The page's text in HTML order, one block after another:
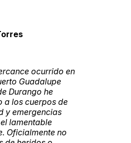
ocurrido en
Guadalupe
Durango he
a los cuerpos de
y emergencias
lamentable
Oficialmente no